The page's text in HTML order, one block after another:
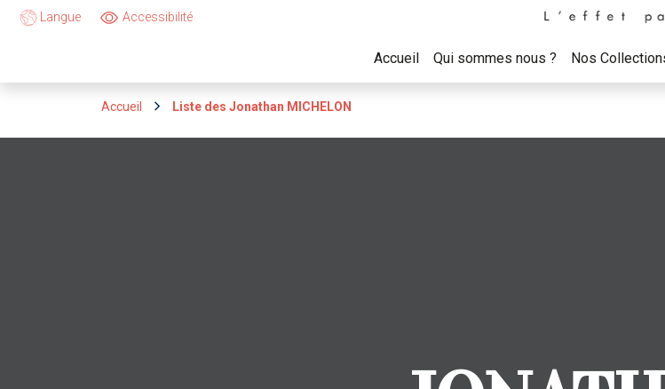
Langue Accessibilité
Accueil Qui sommes nous ? Nos
Accueil Liste des Jonathan MICHELON